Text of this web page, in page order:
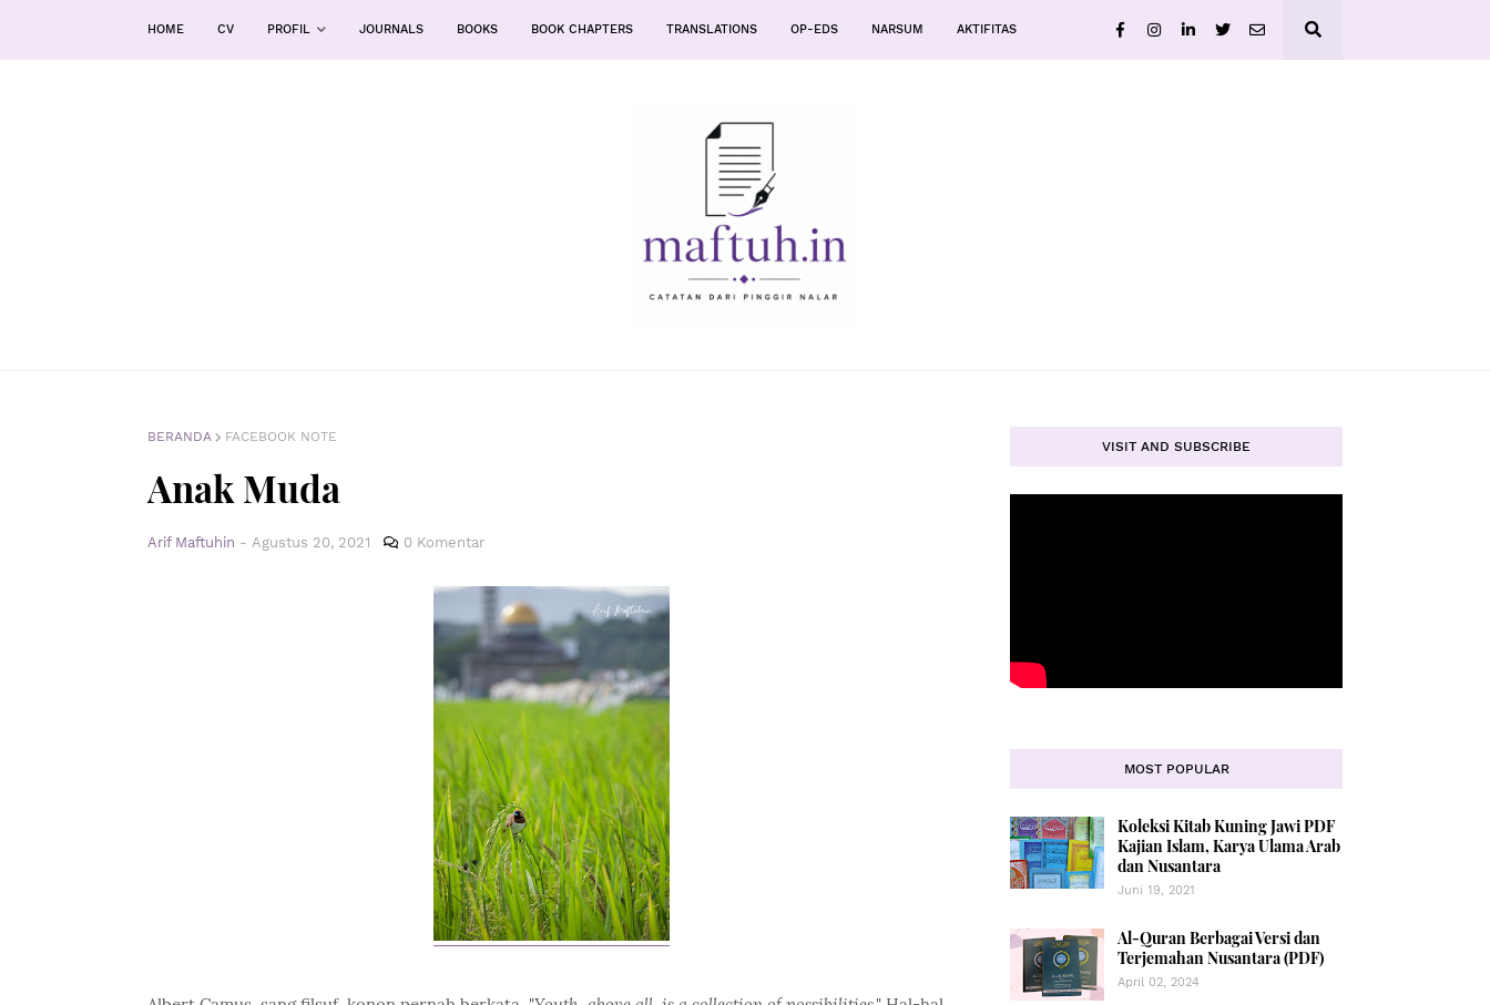
HOME CV PROFIL JOURNALS BOOKS BOOK CHAPTERS TRANSLATIONS OP-EDS NARSUM AKTIFITAS
BERANDA FACEBOOK NOTE
Anak Muda
Arif Maftuhin - Agustus 20, 2021 0 Komentar
VISIT AND SUBSCRIBE
MOST POPULAR
Koleksi Kitab Kuning Jawi PDF
Kajian Islam, Karya Ulama Arab
dan Nusantara
Juni 19, 2021
Al-Quran Berbagai Versi dan
Terjemahan Nusantara (PDF)
April 02, 2024